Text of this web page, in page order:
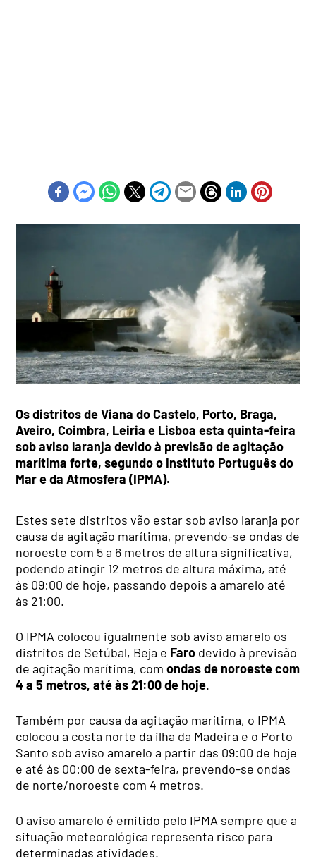
Os distritos de Viana do Castelo, Porto, Braga,
Aveiro, Coimbra, Leiria e Lisboa esta quinta-feira
sob aviso laranja devido à previsão de agitação
marítima forte, segundo o Instituto Português do
Mar e da Atmosfera (IPMA).
Estes sete distritos vão estar sob aviso laranja por
causa da agitação marítima, prevendo-se ondas de
noroeste com 5 a 6 metros de altura significativa,
podendo atingir 12 metros de altura máxima, até
às 09:00 de hoje, passando depois a amarelo até
às 21:00.
O IPMA colocou igualmente sob aviso amarelo os
distritos de Setúbal, Beja e Faro devido à previsão
de agitação marítima, comondas de noroeste com
4 a 5 metros, até às 21:00 de hoje.
Também por causa da agitação marítima, o IPMA
colocou a costa norte da ilha da Madeira e o Porto
Santo sob aviso amarelo a partir das 09:00 de hoje
e até às 00:00 de sexta-feira, prevendo-se ondas
de norte/noroeste com 4 metros.
O aviso amarelo é emitido pelo IPMA sempre que a
situação meteorológica representa risco para
determinadas atividades.